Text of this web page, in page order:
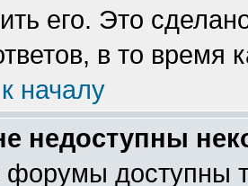
его. Это
в то время
началу
недоступны
форумы доступны